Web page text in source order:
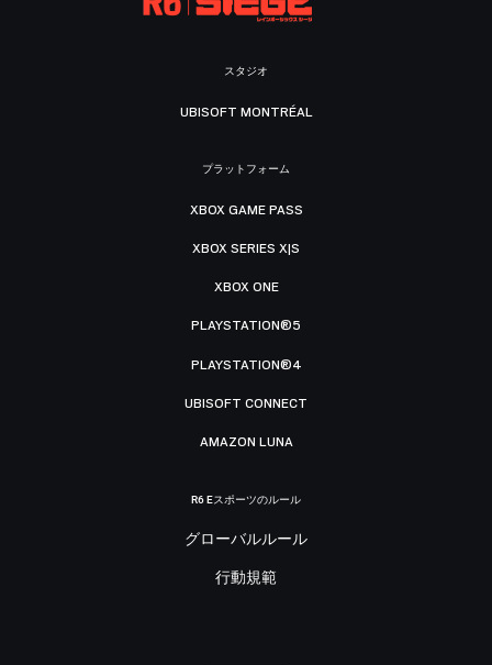
スタジオ
UBISOFT MONTRÉAL
プラットフォーム
XBOX GAME PASS
XBOX SERIES X|S
XBOX ONE
PLAYSTATION®5
PLAYSTATION®4
UBISOFT CONNECT
AMAZON LUNA
R6 Eスポーツのルール
グローバルルール
行動規範